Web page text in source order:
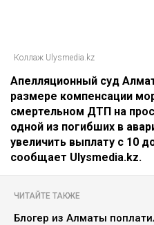
Коллаж Ulysmedia.kz
Апелляционный суд
размере компенсации
смертельном ДТП на
одной из погибших в
увеличить выплату с 10
сообщает Ulysmedia.kz.
ЧИТАЙТЕ ТАКЖЕ
Блогер из Алматы